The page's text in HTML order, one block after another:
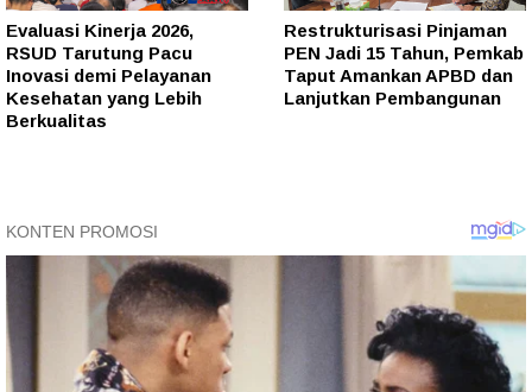
Evaluasi Kinerja 2026,
RSUD Tarutung Pacu
Inovasi demi Pelayanan
Kesehatan yang Lebih
Berkualitas
Restrukturisasi Pinjaman
PEN Jadi 15 Tahun, Pemkab
Taput Amankan APBD dan
Lanjutkan Pembangunan